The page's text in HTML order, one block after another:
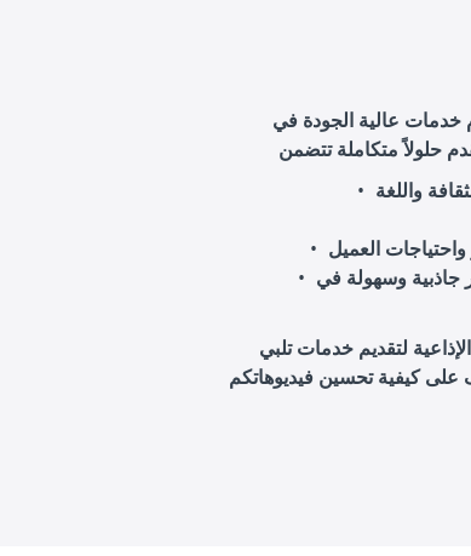
خدمات عالية الجودة في
واللغة
جاذبية وسهولة في
لتقديم خدمات تلبي
على كيفية تحسين فيديوهاتكم